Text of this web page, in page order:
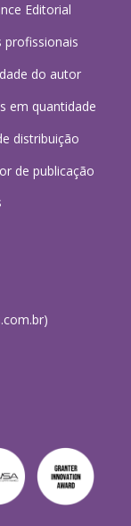
Editorial
profissionais
do autor
em quantidade
distribuição
de publicação